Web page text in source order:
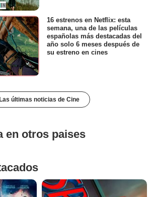
16 estrenos en Netflix: esta
semana, una de las películas
españolas más destacadas del
año solo 6 meses después de
su estreno en cines
Las últimas noticias de Cine
en otros paises